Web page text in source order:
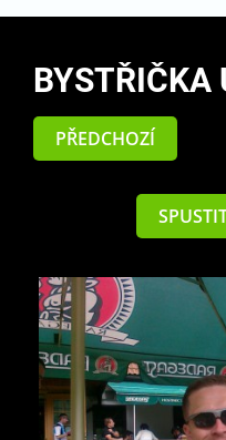
BYSTŘIČKA
PŘEDCHOZÍ